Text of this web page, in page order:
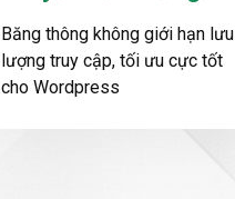
Băng thông không giới hạn lưu
lượng truy cập, tối ưu cực tốt
cho Wordpress